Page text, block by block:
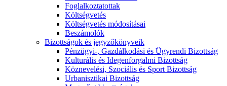
Foglalkoztatottak
Költségvetés
Költségvetés módosításai
Beszámolók
Bizottságok és jegyzőkönyveik
Pénzügyi-, Gazdálkodási és Ügyrendi Bizottság
Kulturális és Idegenforgalmi Bizottság
Köznevelési, Szociális és Sport Bizottság
Urbanisztikai Bizottság